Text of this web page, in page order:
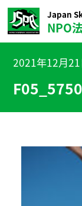
Japan
NPO
2021年12月21
F05_5750